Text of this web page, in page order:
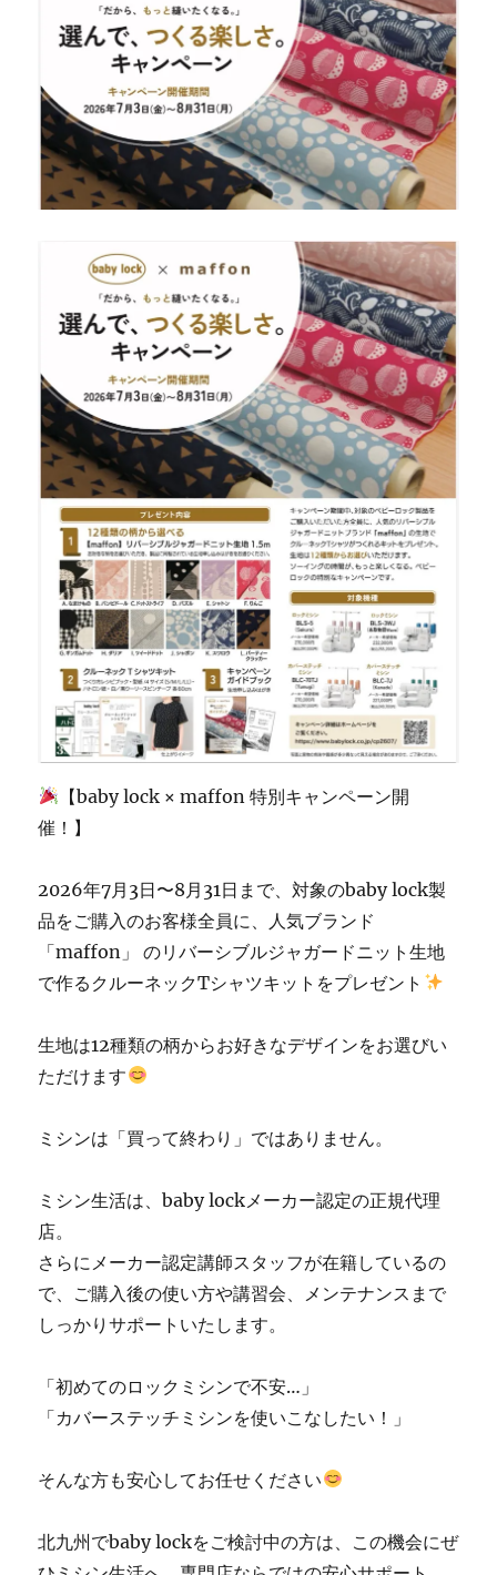
門
店
だ
か
ら
で
き
る
安
の
納
品
サ
ポ
ー
ト
【北
九
州
市
の
ミ
シ
ン
修
理・
販
売
専
店
シ
に
【baby lock × maffon 特別キャンペーン開
催！】
2026年7月3日〜8月31日まで、対象のbaby lock製
品をご購入のお客様全員に、人気ブランド
「maffon」 のリバーシブルジャガードニット生地
で作るクルーネックTシャツキットをプレゼント
生地は12種類の柄からお好きなデザインをお選びい
ただけます
ミシンは「買って終わり」ではありません。
ミシン生活は、baby lockメーカー認定の正規代理
店。
さらにメーカー認定講師スタッフが在籍しているの
で、ご購入後の使い方や講習会、メンテナンスまで
しっかりサポートいたします。
「初めてのロックミシンで不安…」
「カバーステッチミシンを使いこなしたい！」
そんな方も安心してお任せください
北九州でbaby lockをご検討中の方は、この機会にぜ